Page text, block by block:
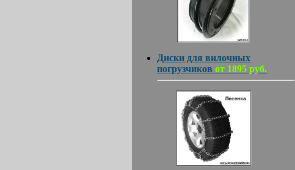
Диски для вилочных
погрузчиков от 1895 руб.